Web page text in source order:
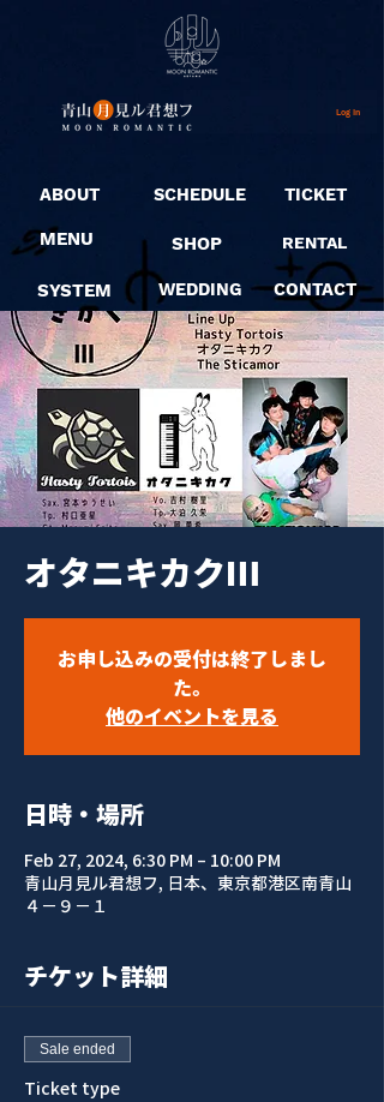
Log In
ABOUT
MENU
SYSTEM
SCHEDULE
SHOP
WEDDING
TICKET
RENTAL
CONTACT
オタニキカクⅢ
お申し込みの受付は終了しまし
た。
他のイベントを見る
日時・場所
Feb 27, 2024, 6:30 PM – 10:00 PM
青山月見ル君想フ, 日本、東京都港区南青山
４−９−１
チケット詳細
Sale ended
Ticket type